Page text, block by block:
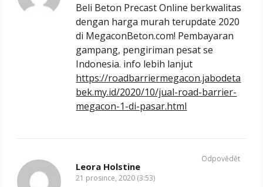
Beli Beton Precast Online berkwalitas
dengan harga murah terupdate 2020
di MegaconBeton.com! Pembayaran
gampang, pengiriman pesat se
Indonesia. info lebih lanjut
https://roadbarriermegacon.jabodeta
bek.my.id/2020/10/jual-road-barrier-
megacon-1-di-pasar.html
Leora Holstine
21 prosince, 2020 (3:53)
Odpovědět